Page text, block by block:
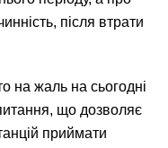
після втрати
на жаль на сьогодні
що дозволяє
приймати